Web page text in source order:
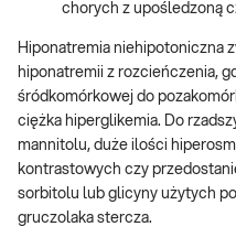
chorych z upośledzoną
Hiponatremia niehipotoniczna
hiponatremii z rozcieńczenia,
śródkomórkowej do
ciężka hiperglikemia. Do
mannitolu, duże ilości
kontrastowych czy
sorbitolu lub glicyny użytych
gruczolaka stercza.